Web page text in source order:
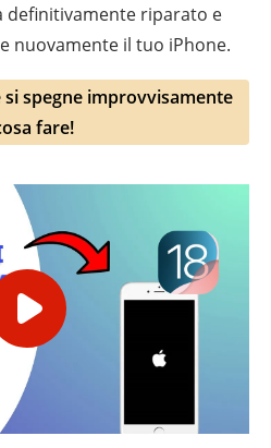
definitivamente riparato e
nuovamente il tuo iPhone.
spegne improvvisamente
fare!